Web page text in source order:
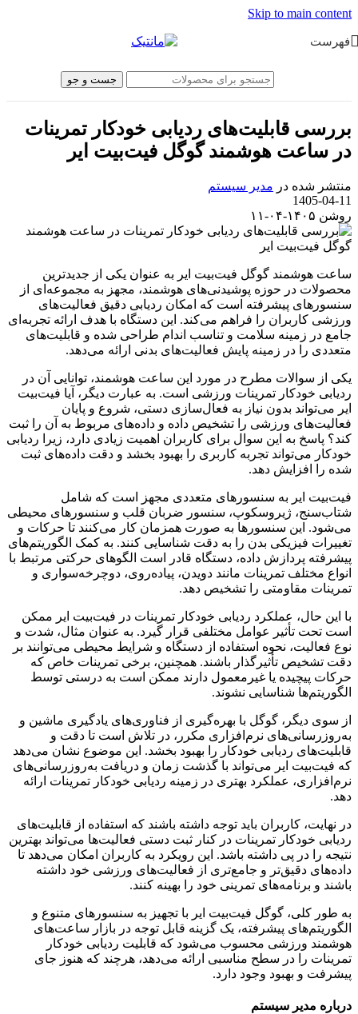
Skip to main content
فهرست
جست و جو
بررسی قابلیت‌های ردیابی خودکار تمرینات
در ساعت هوشمند گوگل فیت‌بیت ایر
منتشر شده در مدیر سیستم
1405-04-11
روشن ۱۴۰۵-۰۴-۱۱
ساعت هوشمند گوگل فیت‌بیت ایر به عنوان یکی از جدیدترین
محصولات در حوزه پوشیدنی‌های هوشمند، مجهز به مجموعه‌ای از
سنسورهای پیشرفته است که امکان ردیابی دقیق فعالیت‌های
ورزشی کاربران را فراهم می‌کند. این دستگاه با هدف ارائه تجربه‌ای
جامع در زمینه سلامت و تناسب اندام طراحی شده و قابلیت‌های
متعددی را در زمینه پایش فعالیت‌های بدنی ارائه می‌دهد.
یکی از سوالات مطرح در مورد این ساعت هوشمند، توانایی آن در
ردیابی خودکار تمرینات ورزشی است. به عبارت دیگر، آیا فیت‌بیت
ایر می‌تواند بدون نیاز به فعال‌سازی دستی، شروع و پایان
فعالیت‌های ورزشی را تشخیص داده و داده‌های مربوط به آن را ثبت
کند؟ پاسخ به این سوال برای کاربران اهمیت زیادی دارد، زیرا ردیابی
خودکار می‌تواند تجربه کاربری را بهبود بخشد و دقت داده‌های ثبت
شده را افزایش دهد.
فیت‌بیت ایر به سنسورهای متعددی مجهز است که شامل
شتاب‌سنج، ژیروسکوپ، سنسور ضربان قلب و سنسورهای محیطی
می‌شود. این سنسورها به صورت همزمان کار می‌کنند تا حرکات و
تغییرات فیزیکی بدن را به دقت شناسایی کنند. به کمک الگوریتم‌های
پیشرفته پردازش داده، دستگاه قادر است الگوهای حرکتی مرتبط با
انواع مختلف تمرینات مانند دویدن، پیاده‌روی، دوچرخه‌سواری و
تمرینات مقاومتی را تشخیص دهد.
با این حال، عملکرد ردیابی خودکار تمرینات در فیت‌بیت ایر ممکن
است تحت تأثیر عوامل مختلفی قرار گیرد. به عنوان مثال، شدت و
نوع فعالیت، نحوه استفاده از دستگاه و شرایط محیطی می‌توانند بر
دقت تشخیص تأثیرگذار باشند. همچنین، برخی تمرینات خاص که
حرکات پیچیده یا غیرمعمول دارند ممکن است به درستی توسط
الگوریتم‌ها شناسایی نشوند.
از سوی دیگر، گوگل با بهره‌گیری از فناوری‌های یادگیری ماشین و
به‌روزرسانی‌های نرم‌افزاری مکرر، در تلاش است تا دقت و
قابلیت‌های ردیابی خودکار را بهبود بخشد. این موضوع نشان می‌دهد
که فیت‌بیت ایر می‌تواند با گذشت زمان و دریافت به‌روزرسانی‌های
نرم‌افزاری، عملکرد بهتری در زمینه ردیابی خودکار تمرینات ارائه
دهد.
در نهایت، کاربران باید توجه داشته باشند که استفاده از قابلیت‌های
ردیابی خودکار تمرینات در کنار ثبت دستی فعالیت‌ها می‌تواند بهترین
نتیجه را در پی داشته باشد. این رویکرد به کاربران امکان می‌دهد تا
داده‌های دقیق‌تر و جامع‌تری از فعالیت‌های ورزشی خود داشته
باشند و برنامه‌های تمرینی خود را بهینه کنند.
به طور کلی، گوگل فیت‌بیت ایر با تجهیز به سنسورهای متنوع و
الگوریتم‌های پیشرفته، یک گزینه قابل توجه در بازار ساعت‌های
هوشمند ورزشی محسوب می‌شود که قابلیت ردیابی خودکار
تمرینات را در سطح مناسبی ارائه می‌دهد، هرچند که هنوز جای
پیشرفت و بهبود وجود دارد.
درباره مدیر سیستم